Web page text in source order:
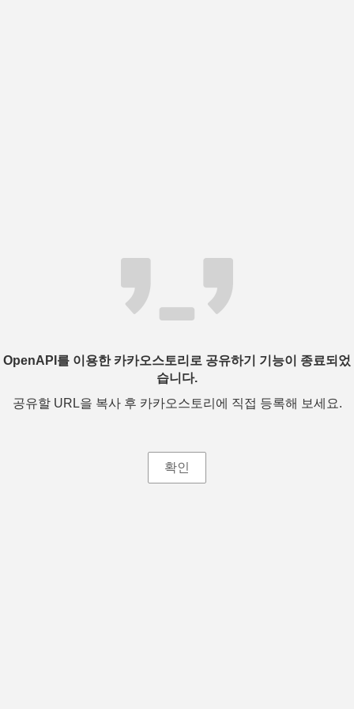
OpenAPI를 이용한 카카오스토리로 공유하기 기능이 종료되었
습니다.
공유할 URL을 복사 후 카카오스토리에 직접 등록해 보세요.
확인